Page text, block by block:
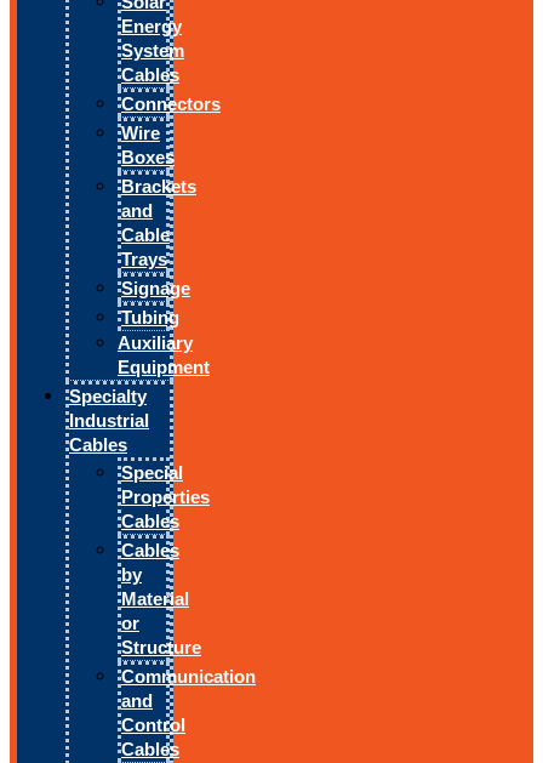
Energy
System
Cables
Connectors
Wire
Boxes
Brackets
and
Cable
Trays
Signage
Tubing
Auxiliary
Equipment
Specialty
Industrial
Cables
Special
Properties
Cables
Cables
by
Material
or
Structure
Communication
and
Control
Cables